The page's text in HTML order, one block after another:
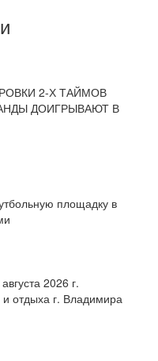
2-Х ТАЙМОВ
ДОИГРЫВАЮТ В
площадку в
2026 г.
отдыха г. Владимира